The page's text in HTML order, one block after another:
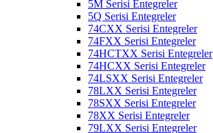
5M Serisi Entegreler
5Q Serisi Entegreler
74CXX Serisi Entegreler
74FXX Serisi Entegreler
74HCTXX Serisi Entegreler
74HCXX Serisi Entegreler
74LSXX Serisi Entegreler
78LXX Serisi Entegreler
78SXX Serisi Entegreler
78XX Serisi Entegreler
79LXX Serisi Entegreler